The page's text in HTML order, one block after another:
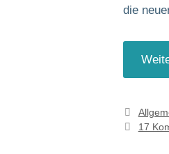
die
17